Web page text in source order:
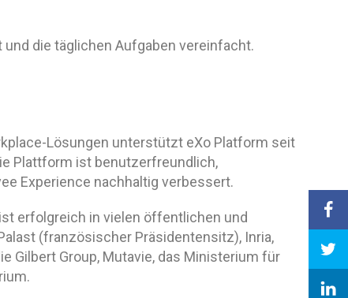
die täglichen Aufgaben vereinfacht.
Lösungen unterstützt eXo Platform seit
Plattform ist benutzerfreundlich,
Experience nachhaltig verbessert.
erfolgreich in vielen öffentlichen und
(französischer Präsidentensitz), Inria,
Gilbert Group, Mutavie, das Ministerium für